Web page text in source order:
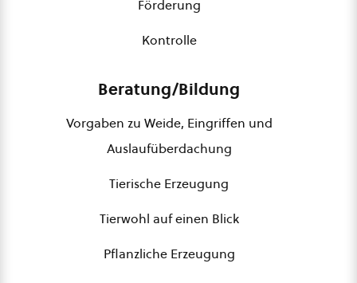
Förderung
Kontrolle
Beratung/Bildung
Vorgaben zu Weide, Eingriffen und
Auslaufüberdachung
Tierische Erzeugung
Tierwohl auf einen Blick
Pflanzliche Erzeugung